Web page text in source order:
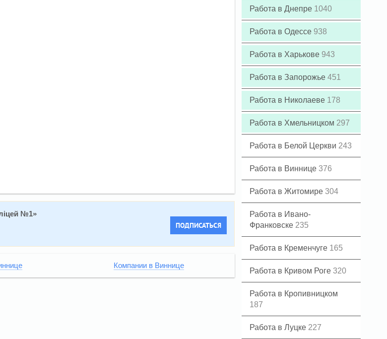
№1»
ПОДПИСАТЬСЯ
Компании в Виннице
Работа в Днепре 1040
Работа в Одессе 938
Работа в Харькове 943
Работа в Запорожье 451
Работа в Николаеве 178
Работа в Хмельницком 297
Работа в Белой Церкви 243
Работа в Виннице 376
Работа в Житомире 304
Работа в Ивано-
Франковске 235
Работа в Кременчуге 165
Работа в Кривом Роге 320
Работа в Кропивницком
187
Работа в Луцке 227